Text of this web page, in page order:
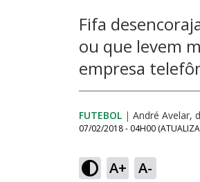
Fifa
ou que levem
empresa
FUTEBOL | André Avelar,
07/02/2018 - 04H00
A+ A-